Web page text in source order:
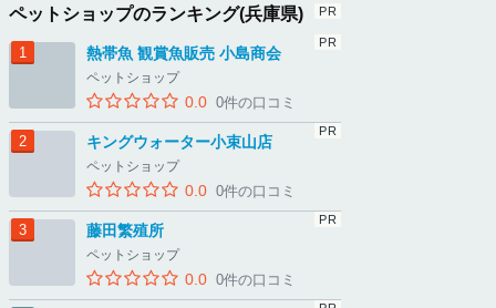
ペットショップのランキング(兵庫県)
熱帯魚 観賞魚販売 小島商会
ペットショップ
0.0 0件の口コミ
キングウォーター小束山店
ペットショップ
0.0 0件の口コミ
藤田繁殖所
ペットショップ
0.0 0件の口コミ